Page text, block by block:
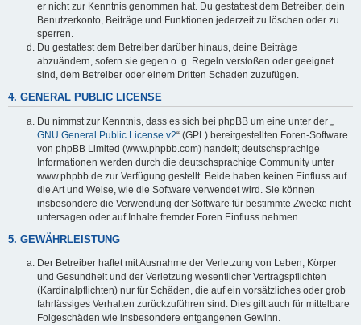
er nicht zur Kenntnis genommen hat. Du gestattest dem Betreiber, dein
Benutzerkonto, Beiträge und Funktionen jederzeit zu löschen oder zu
sperren.
Du gestattest dem Betreiber darüber hinaus, deine Beiträge
abzuändern, sofern sie gegen o. g. Regeln verstoßen oder geeignet
sind, dem Betreiber oder einem Dritten Schaden zuzufügen.
4. GENERAL PUBLIC LICENSE
Du nimmst zur Kenntnis, dass es sich bei phpBB um eine unter der „
GNU General Public License v2“ (GPL) bereitgestellten Foren-Software
von phpBB Limited (www.phpbb.com) handelt; deutschsprachige
Informationen werden durch die deutschsprachige Community unter
www.phpbb.de zur Verfügung gestellt. Beide haben keinen Einfluss auf
die Art und Weise, wie die Software verwendet wird. Sie können
insbesondere die Verwendung der Software für bestimmte Zwecke nicht
untersagen oder auf Inhalte fremder Foren Einfluss nehmen.
5. GEWÄHRLEISTUNG
Der Betreiber haftet mit Ausnahme der Verletzung von Leben, Körper
und Gesundheit und der Verletzung wesentlicher Vertragspflichten
(Kardinalpflichten) nur für Schäden, die auf ein vorsätzliches oder grob
fahrlässiges Verhalten zurückzuführen sind. Dies gilt auch für mittelbare
Folgeschäden wie insbesondere entgangenen Gewinn.